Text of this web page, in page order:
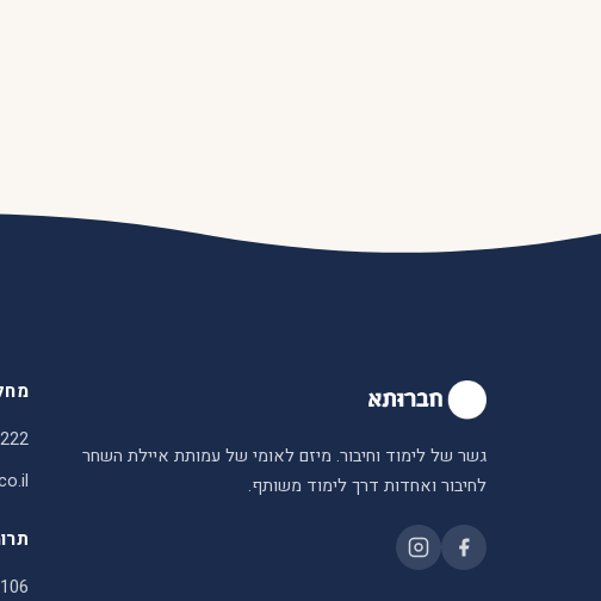
גשר של לימוד וחיבור. מיזם לאומי של עמותת איילת השחר
לחיבור ואחדות דרך לימוד משותף.